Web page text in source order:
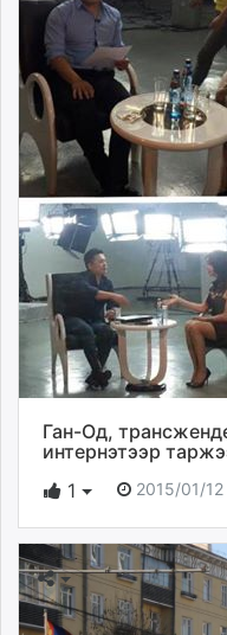
Ган-Од,
интернэтээр
1
2015/01/12